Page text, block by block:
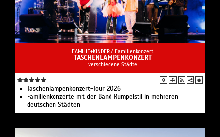
FAMILIE+KINDER / Familienkonzert
TASCHENLAMPENKONZERT
verschiedene Städte
Taschenlampenkonzert-Tour 2026
Familienkonzerte mit der Band Rumpelstil in mehreren
deutschen Städten